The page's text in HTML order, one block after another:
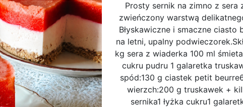
Prosty sernik na zimno z sera
zwieńczony warstwą
Błyskawiczne i smaczne ciasto
na letni, upalny
kg sera z wiaderka 100 ml
cukru pudru 1 galaretka
spód:130 g ciastek petit
wierzch:200 g truskawek +
sernika1 łyżka cukru1